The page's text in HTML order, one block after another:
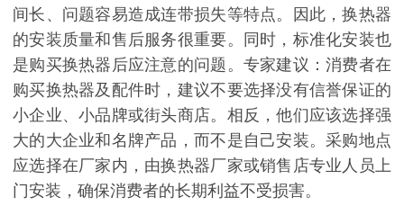
间长、问题容易造成连带损失等特点。因此，换热器
的安装质量和售后服务很重要。同时，标准化安装也
是购买换热器后应注意的问题。专家建议：消费者在
购买换热器及配件时，建议不要选择没有信誉保证的
小企业、小品牌或街头商店。相反，他们应该选择强
大的大企业和名牌产品，而不是自己安装。采购地点
应选择在厂家内，由换热器厂家或销售店专业人员上
门安装，确保消费者的长期利益不受损害。